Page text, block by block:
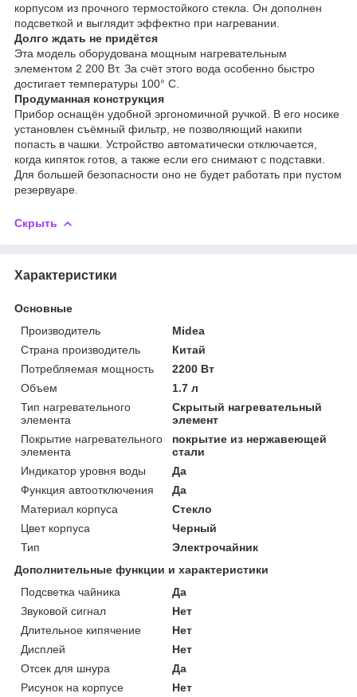
корпусом из прочного термостойкого стекла. Он дополнен
подсветкой и выглядит эффектно при нагревании.
Долго ждать не придётся
Эта модель оборудована мощным нагревательным
элементом 2 200 Вт. За счёт этого вода особенно быстро
достигает температуры 100° C.
Продуманная конструкция
Прибор оснащён удобной эргономичной ручкой. В его носике
установлен съёмный фильтр, не позволяющий накипи
попасть в чашки. Устройство автоматически отключается,
когда кипяток готов, а также если его снимают с подставки.
Для большей безопасности оно не будет работать при пустом
резервуаре.
Скрыть
Характеристики
Основные
Производитель
Midea
Страна производитель
Китай
Потребляемая мощность
2200 Вт
Объем
1.7 л
Тип нагревательного
элемента
Скрытый нагревательный
элемент
Покрытие нагревательного
элемента
покрытие из нержавеющей
стали
Индикатор уровня воды
Да
Функция автоотключения
Да
Материал корпуса
Стекло
Цвет корпуса
Черный
Тип
Электрочайник
Дополнительные функции и характеристики
Подсветка чайника
Да
Звуковой сигнал
Нет
Длительное кипячение
Нет
Дисплей
Нет
Отсек для шнура
Да
Рисунок на корпусе
Нет